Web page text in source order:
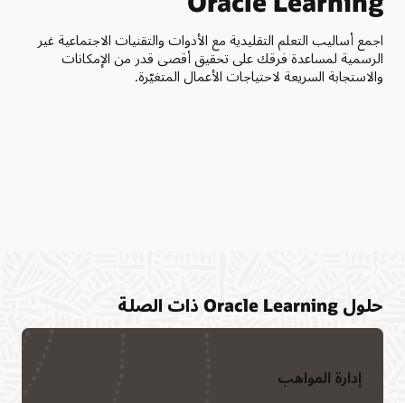
اجمع أساليب التعلم التقليدية مع الأدوات والتقنيات الاجتماعية غير
الرسمية لمساعدة فرقك على تحقيق أقصى قدر من الإمكانات
والاستجابة السريعة لاحتياجات الأعمال المتغيّرة.
حلول Oracle Learning ذات الصلة
إدارة المواهب